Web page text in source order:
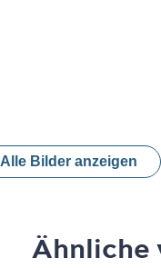
Alle Bilder anzeigen
Ähnliche